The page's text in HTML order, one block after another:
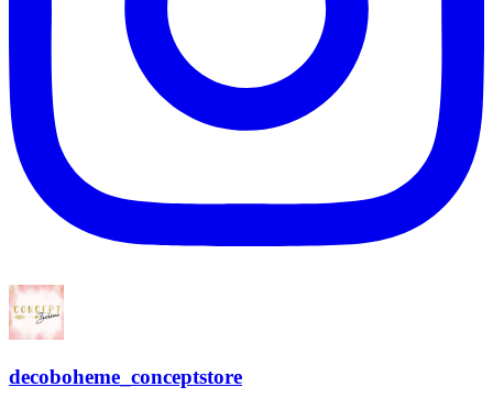
decoboheme_conceptstore